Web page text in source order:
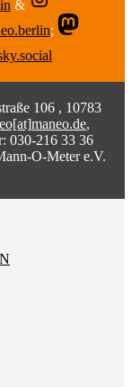
&
;
106 , 10783
,
030-216 33 36
O-Meter e.V.